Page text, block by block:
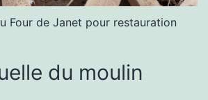
Four de Janet pour restauration
du moulin